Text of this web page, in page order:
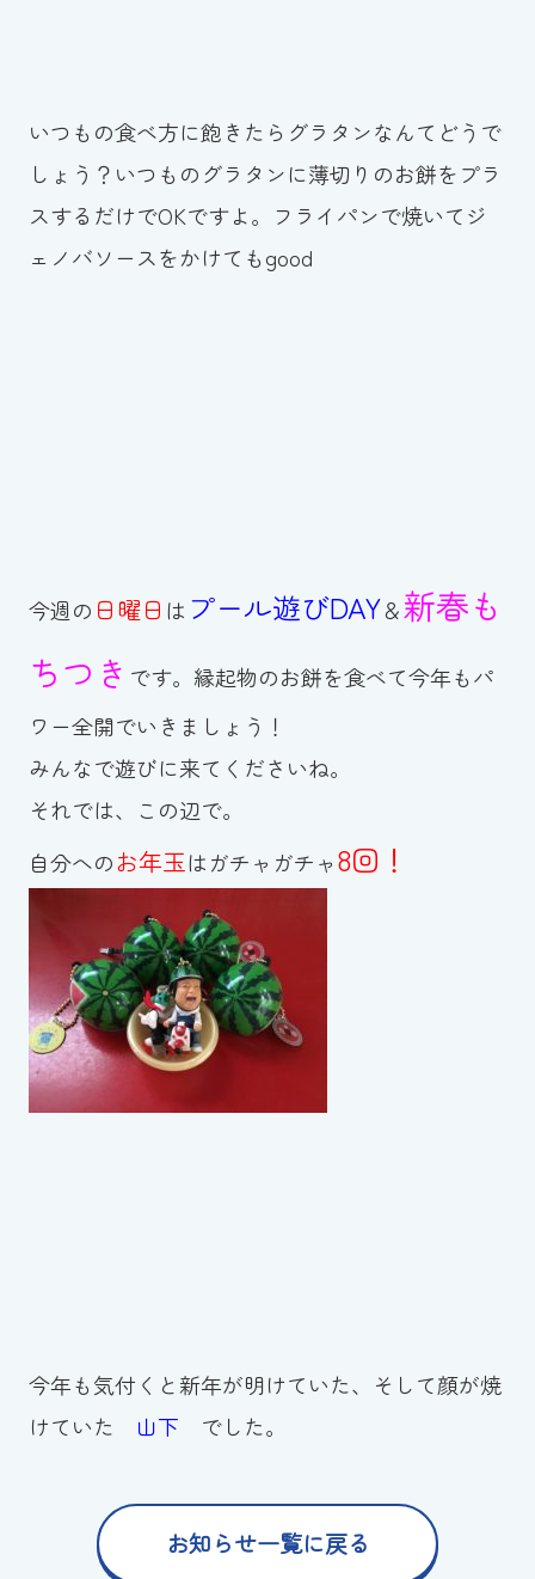
いつもの食べ方に飽きたらグラタンなんてどうで
しょう？いつものグラタンに薄切りのお餅をプラ
スするだけでOKですよ。フライパンで焼いてジ
ェノバソースをかけてもgood
今週の 日曜日 は プール遊びDAY＆新春も
ちつき です。縁起物のお餅を食べて今年もパ
ワー全開でいきましょう！
みんなで遊びに来てくださいね。
それでは、この辺で。
自分へのお年玉はガチャガチャ8回！
今年も気付くと新年が明けていた、そして顔が焼
けていた 山下 でした。
お知らせ一覧に戻る